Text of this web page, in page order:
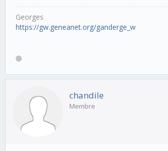
Georges
https://gw.geneanet.org/ganderge_w
chandile
Membre